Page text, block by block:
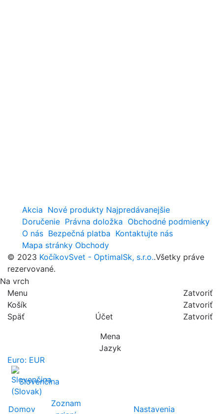
Akcia Nové produkty Najpredávanejšie
Doručenie Právna doložka Obchodné podmienky
O nás Bezpečná platba Kontaktujte nás
Mapa stránky Obchody
© 2023 KočíkovSvet - OptimalSk, s.r.o..Všetky práve
rezervované.
Na vrch
Menu
Zatvoriť
Košík
Zatvoriť
Späť
Účet
Zatvoriť
Mena
Jazyk
Euro: EUR
Slovenčina
Domov
Zoznam
Nastavenia